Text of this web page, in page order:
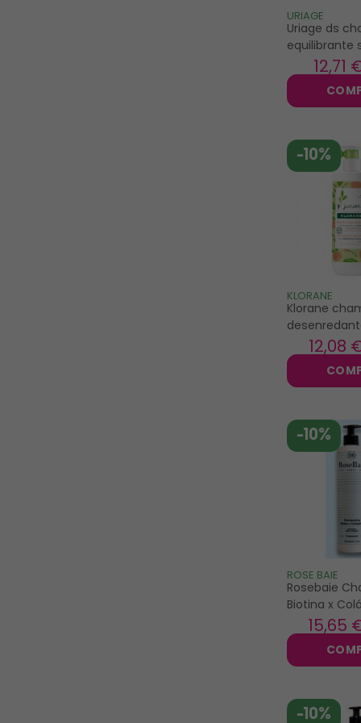
URIAGE
Uriage ds
equilibrante
500ml12,71
-10%
KLORANE
Klorane
melocotón
12,08
-10%
ROSE BAIE
Rosebaie
Biotina x
500ml
15,65
-10%